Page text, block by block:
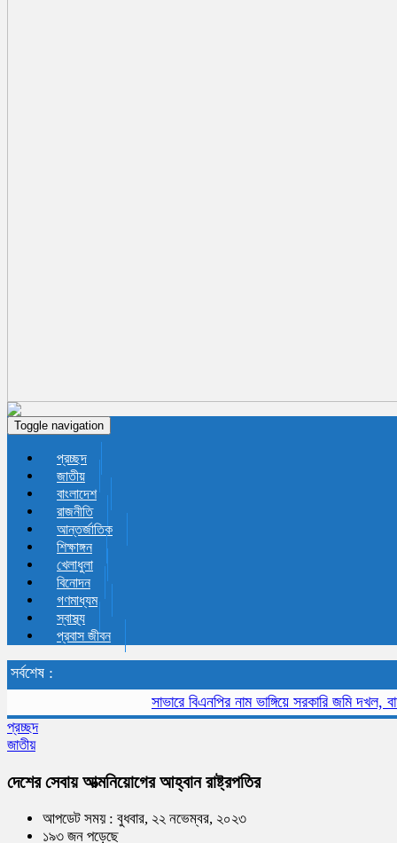
Toggle navigation
প্রচ্ছদ
জাতীয়
বাংলাদেশ
রাজনীতি
আন্তর্জাতিক
শিক্ষাঙ্গন
খেলাধুলা
বিনোদন
গণমাধ্যম
স্বাস্থ্য
প্রবাস জীবন
সর্বশেষ :
সাভারে বিএনপির নাম ভাঙ্গিয়ে সরকারি জমি দখল, বাড়ীঘর
প্রচ্ছদ
জাতীয়
দেশের সেবায় আত্মনিয়োগের আহ্বান রাষ্ট্রপতির
আপডেট সময় : বুধবার, ২২ নভেম্বর, ২০২৩
১৯৩ জন পড়েছে